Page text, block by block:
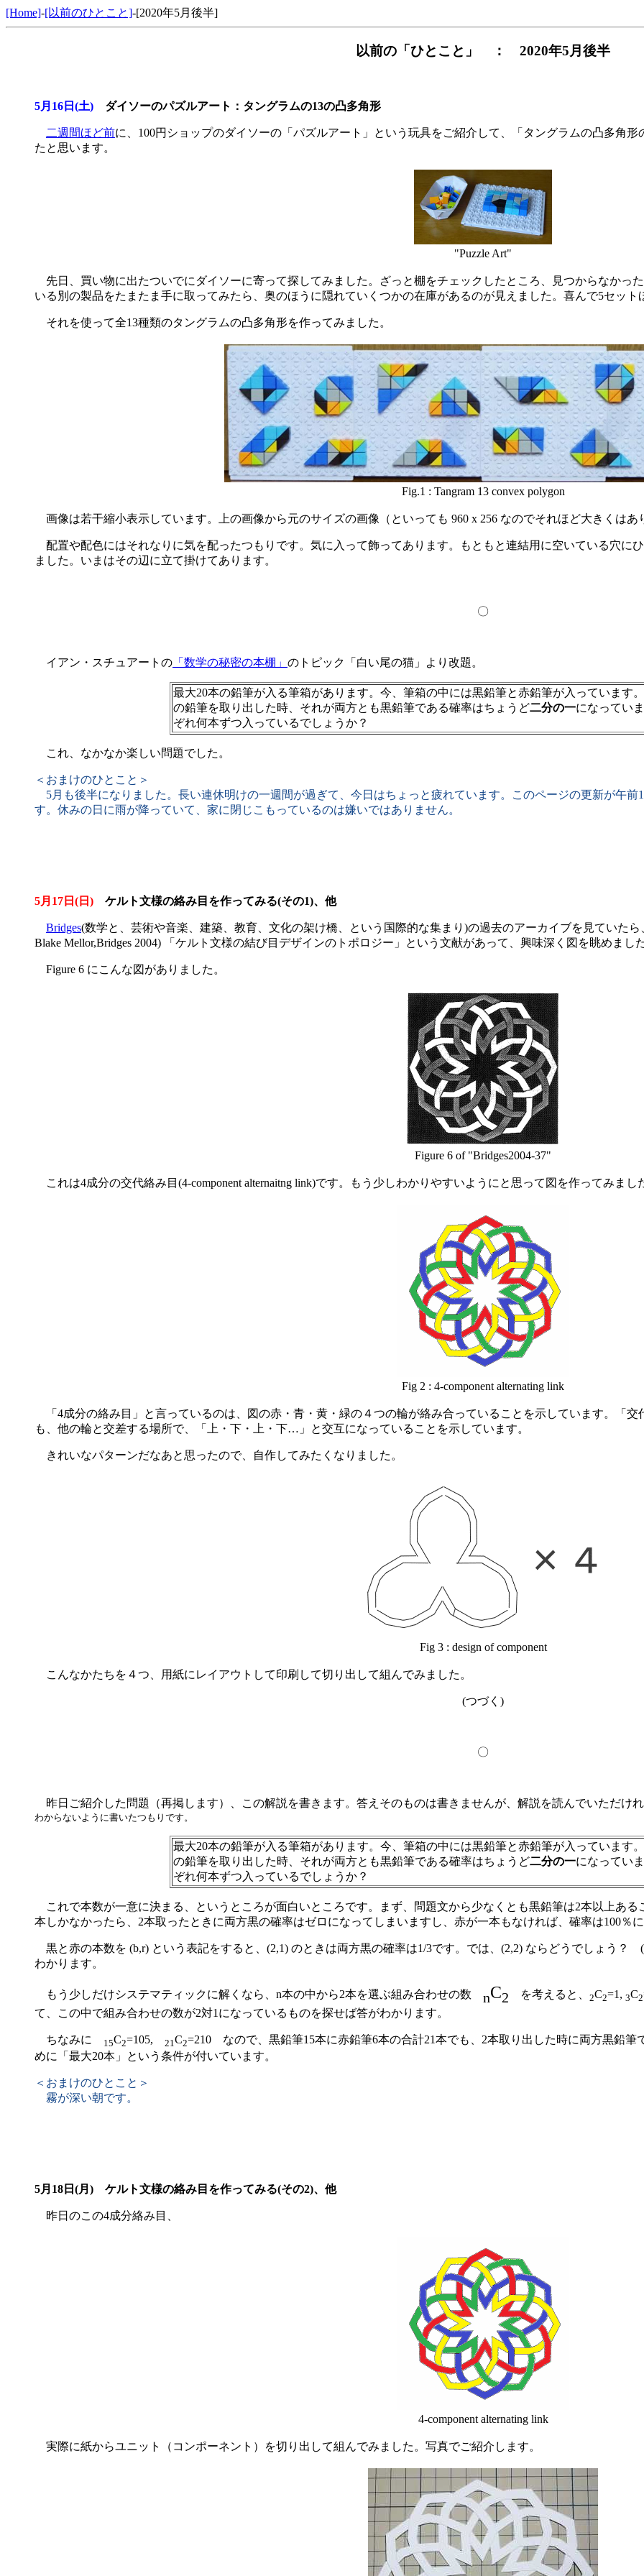
[Home]-[以前のひとこと]-[2020年5月後半]
以前の「ひとこと」 ： 2020年5月後半
5月16日(土) ダイソーのパズルアート：タングラムの13の凸多角形
二週間ほど前に、100円ショップのダイソーの「パズルアート」という玩具をご紹介して、「タングラムの凸多角
たと思います。
"Puzzle Art"
先日、買い物に出たついでにダイソーに寄って探してみました。ざっと棚をチェックしたところ、見つからなかっ
いる別の製品をたまたま手に取ってみたら、奥のほうに隠れていくつかの在庫があるのが見えました。喜んで5セット
それを使って全13種類のタングラムの凸多角形を作ってみました。
Fig.1 : Tangram 13 convex polygon
画像は若干縮小表示しています。上の画像から元のサイズの画像（といっても 960 x 256 なのでそれほど大きくは
配置や配色にはそれなりに気を配ったつもりです。気に入って飾ってあります。もともと連結用に空いている穴に
ました。いまはその辺に立て掛けてあります。
〇
イアン・スチュアートの 「数学の秘密の本棚」 のトピック「白い尾の猫」より改題。
最大20本の鉛筆が入る筆箱があります。今、筆箱の中には黒鉛筆と赤鉛筆が入っています
の鉛筆を取り出した時、それが両方とも黒鉛筆である確率はちょうど二分の一になってい
ぞれ何本ずつ入っているでしょうか？
これ、なかなか楽しい問題でした。
＜おまけのひとこと＞
5月も後半になりました。長い連休明けの一週間が過ぎて、今日はちょっと疲れています。このページの更新が午
す。休みの日に雨が降っていて、家に閉じこもっているのは嫌いではありません。
5月17日(日) ケルト文様の絡み目を作ってみる(その1)、他
Bridges(数学と、芸術や音楽、建築、教育、文化の架け橋、という国際的な集まり)の過去のアーカイブを見ていたら
Blake Mellor,Bridges 2004) 「ケルト文様の結び目デザインのトポロジー」という文献があって、興味深く図を眺めまし
Figure 6 にこんな図がありました。
Figure 6 of "Bridges2004-37"
これは4成分の交代絡み目(4-component alternaitng link)です。もう少しわかりやすいようにと思って図を作ってみまし
Fig 2 : 4-component alternating link
「4成分の絡み目」と言っているのは、図の赤・青・黄・緑の４つの輪が絡み合っていることを示しています。「
も、他の輪と交差する場所で、「上・下・上・下…」と交互になっていることを示しています。
きれいなパターンだなあと思ったので、自作してみたくなりました。
Fig 3 : design of component
こんなかたちを４つ、用紙にレイアウトして印刷して切り出して組んでみました。
(つづく)
〇
昨日ご紹介した問題（再掲します）、この解説を書きます。答えそのものは書きませんが、解説を読んでいただ
わからないように書いたつもりです。
最大20本の鉛筆が入る筆箱があります。今、筆箱の中には黒鉛筆と赤鉛筆が入っています
の鉛筆を取り出した時、それが両方とも黒鉛筆である確率はちょうど二分の一になってい
ぞれ何本ずつ入っているでしょうか？
これで本数が一意に決まる、というところが面白いところです。まず、問題文から少なくとも黒鉛筆は2本以上あ
本しかなかったら、2本取ったときに両方黒の確率はゼロになってしまいますし、赤が一本もなければ、確率は100％
黒と赤の本数を (b,r) という表記をすると、(2,1) のときは両方黒の確率は1/3です。では、(2,2) ならどうでしょう
わかります。
もう少しだけシステマティックに解くなら、n本の中から2本を選ぶ組み合わせの数 nC2 を考えると、 2C2=1, 3C2
て、この中で組み合わせの数が2対1になっているものを探せば答がわかります。
ちなみに 15C2=105, 21C2=210 なので、黒鉛筆15本に赤鉛筆6本の合計21本でも、2本取り出した時に両方黒鉛
めに「最大20本」という条件が付いています。
＜おまけのひとこと＞
霧が深い朝です。
5月18日(月) ケルト文様の絡み目を作ってみる(その2)、他
昨日のこの4成分絡み目、
4-component alternating link
実際に紙からユニット（コンポーネント）を切り出して組んでみました。写真でご紹介します。